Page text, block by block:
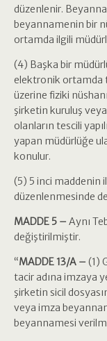
düzenlenir.
beyannamenin bir
ortamda ilgili
(4) Başka bir
elektronik ortamda
üzerine fiziki
şirketin kuruluş
olanların tescili
yapan müdürlüğe
konulur.
(5) 5 inci maddenin
düzenlenmesinde
MADDE 5 – Aynı
değiştirilmiştir.
“MADDE 13/A – (1)
tacir adına imzaya
şirketin sicil
veya imza
beyannamesi